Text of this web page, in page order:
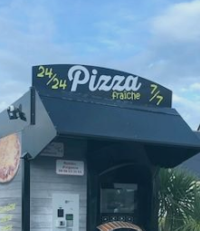
DE BEAUMONT-HAGUE